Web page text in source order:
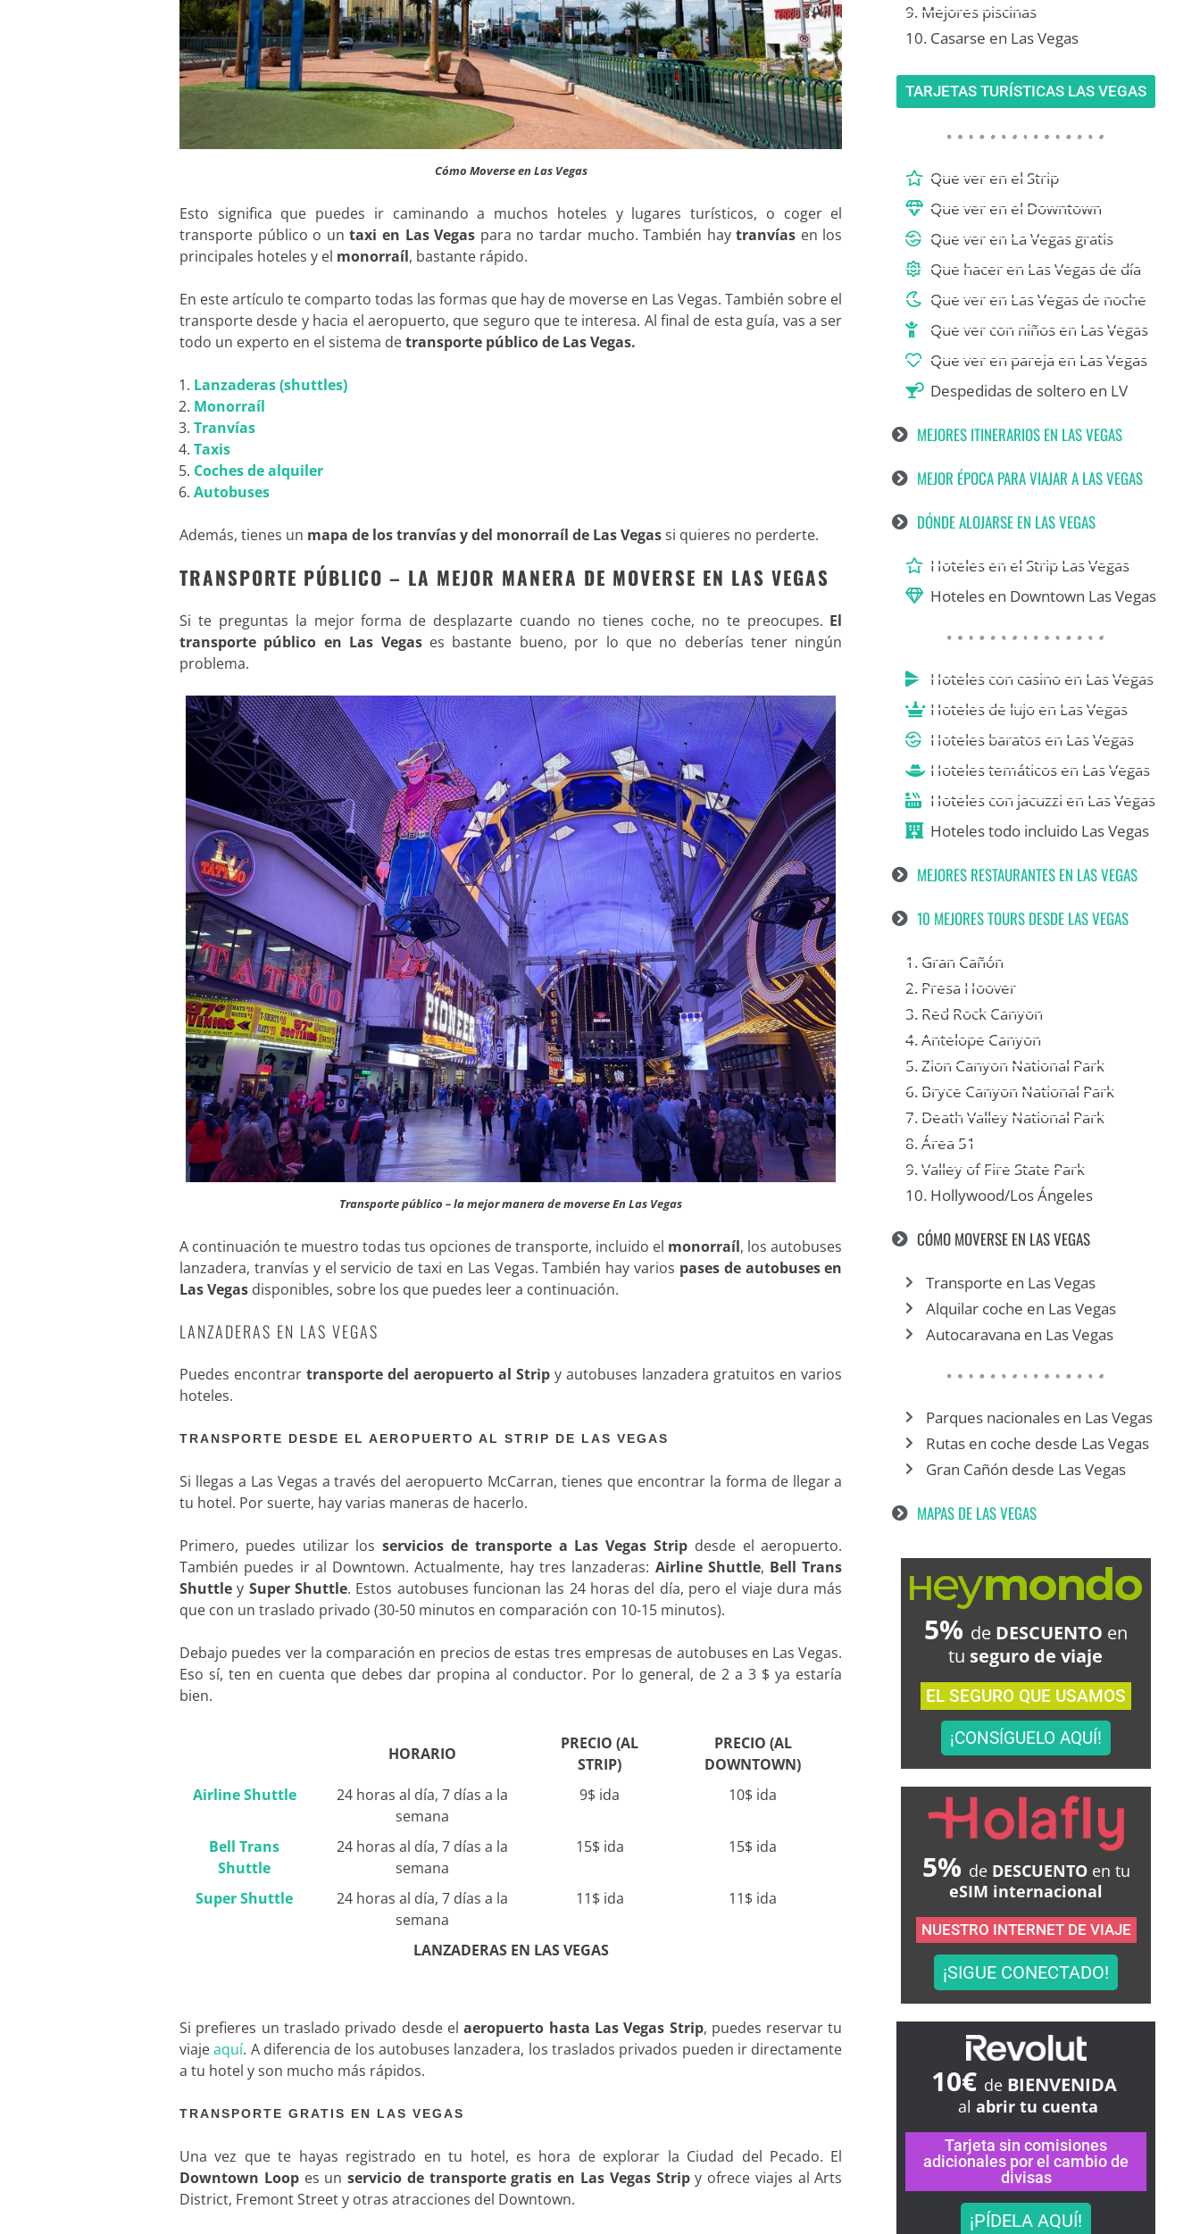
Cómo Moverse en Las Vegas
Esto significa que puedes ir caminando a muchos hoteles y lugares turísticos, o coger el
transporte público o untaxi en Las Vegas para no tardar mucho. También haytranvías en los
principales hoteles y el monorraíl, bastante rápido.
En este artículo te comparto todas las formas que hay de moverse en Las Vegas. También sobre el
transporte desde y hacia el aeropuerto, que seguro que te interesa. Al final de esta guía, vas a ser
todo un experto en el sistema detransporte público de Las Vegas.
Lanzaderas (shuttles)
Monorraíl
Tranvías
Taxis
Coches de alquiler
Autobuses
Además, tienes un mapa de los tranvías y del monorraíl de Las Vegassi quieres no perderte.
TRANSPORTE PÚBLICO – LA MEJOR MANERA DE MOVERSE EN LAS VEGAS
Si te preguntas la mejor forma de desplazarte cuando no tienes coche, no te preocupes. El
transporte público en Las Vegas es bastante bueno, por lo que no deberías tener ningún
problema.
Transporte público – la mejor manera de moverse En Las Vegas
A continuación te muestro todas tus opciones de transporte, incluido el monorraíl, los autobuses
lanzadera, tranvías y el servicio de taxi en Las Vegas. También hay varios pases de autobuses en
Las Vegas disponibles, sobre los que puedes leer a continuación.
LANZADERAS EN LAS VEGAS
Puedes encontrar transporte del aeropuerto al Strip y autobuses lanzadera gratuitos en varios
hoteles.
TRANSPORTE DESDE EL AEROPUERTO AL STRIP DE LAS VEGAS
Si llegas a Las Vegas a través del aeropuerto McCarran, tienes que encontrar la forma de llegar a
tu hotel. Por suerte, hay varias maneras de hacerlo.
Primero, puedes utilizar losservicios de transporte a Las Vegas Strip desde el aeropuerto.
También puedes ir al Downtown. Actualmente, hay tres lanzaderas: Airline Shuttle, Bell Trans
Shuttley Super Shuttle. Estos autobuses funcionan las 24 horas del día, pero el viaje dura más
que con un traslado privado (30-50 minutos en comparación con 10-15 minutos).
Debajo puedes ver la comparación en precios de estas tres empresas de autobuses en Las Vegas.
Eso sí, ten en cuenta que debes dar propina al conductor. Por lo general, de 2 a 3 $ ya estaría
bien.
HORARIO
PRECIO (AL
STRIP)
PRECIO (AL
DOWNTOWN)
Airline Shuttle
24 horas al día, 7 días a la
semana
9$ ida 10$ ida
Bell Trans
Shuttle
24 horas al día, 7 días a la
semana
15$ ida 15$ ida
Super Shuttle
24 horas al día, 7 días a la
semana
11$ ida 11$ ida
LANZADERAS EN LAS VEGAS
Si prefieres un traslado privado desde elaeropuerto hasta Las Vegas Strip, puedes reservar tu
viajeaquí. A diferencia de los autobuses lanzadera, los traslados privados pueden ir directamente
a tu hotel y son mucho más rápidos.
TRANSPORTE GRATIS EN LAS VEGAS
Una vez que te hayas registrado en tu hotel, es hora de explorar la Ciudad del Pecado. El
Downtown Loop es unservicio de transporte gratis en Las Vegas Stripy ofrece viajes al Arts
District, Fremont Street y otras atracciones del Downtown.
9. Mejores piscinas
10. Casarse en Las Vegas
TARJETAS TURÍSTICAS LAS VEGAS
Que ver en el Strip
Que ver en el Downtown
Que ver en La Vegas gratis
Que hacer en Las Vegas de día
Que ver en Las Vegas de noche
Que ver con niños en Las Vegas
Que ver en pareja en Las Vegas
Despedidas de soltero en LV
MEJORES ITINERARIOS EN LAS VEGAS
MEJOR ÉPOCA PARA VIAJAR A LAS VEGAS
DÓNDE ALOJARSE EN LAS VEGAS
Hoteles en el Strip Las Vegas
Hoteles en Downtown Las Vegas
Hoteles con casino en Las Vegas
Hoteles de lujo en Las Vegas
Hoteles baratos en Las Vegas
Hoteles temáticos en Las Vegas
Hoteles con jacuzzi en Las Vegas
Hoteles todo incluido Las Vegas
MEJORES RESTAURANTES EN LAS VEGAS
10 MEJORES TOURS DESDE LAS VEGAS
1. Gran Cañón
2. Presa Hoover
3. Red Rock Canyon
4. Antelope Canyon
5. Zion Canyon National Park
6. Bryce Canyon National Park
7. Death Valley National Park
8. Área 51
9. Valley of Fire State Park
10. Hollywood/Los Ángeles
CÓMO MOVERSE EN LAS VEGAS
Transporte en Las Vegas
Alquilar coche en Las Vegas
Autocaravana en Las Vegas
Parques nacionales en Las Vegas
Rutas en coche desde Las Vegas
Gran Cañón desde Las Vegas
MAPAS DE LAS VEGAS
5% deDESCUENTO en
tu seguro de viaje
EL SEGURO QUE USAMOS
¡CONSÍGUELO AQUÍ!
5% de DESCUENTO en tu
eSIM internacional
NUESTRO INTERNET DE VIAJE
¡SIGUE CONECTADO!
10€ de BIENVENIDA
al abrir tu cuenta
Tarjeta sin comisiones
adicionales por el cambio de
divisas
¡PÍDELA AQUÍ!